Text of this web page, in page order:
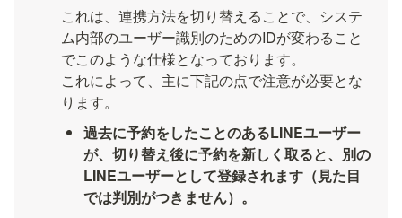
これは、連携方法を切り替えることで、システ
ム内部のユーザー識別のためのIDが変わること
でこのような仕様となっております。
これによって、主に下記の点で注意が必要とな
ります。
過去に予約をしたことのあるLINEユーザー
が、切り替え後に予約を新しく取ると、別の
LINEユーザーとして登録されます（見た目
では判別がつきません）。